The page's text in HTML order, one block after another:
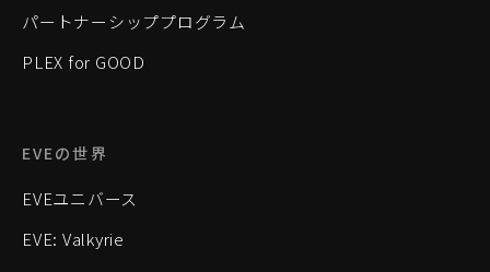
パートナーシッププログラム
PLEX for GOOD
EVEの世界
EVEユニバース
EVE: Valkyrie